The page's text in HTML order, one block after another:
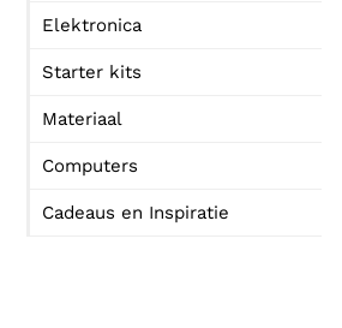
Elektronica
Starter kits
Materiaal
Computers
Cadeaus en Inspiratie